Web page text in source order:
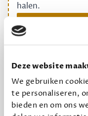
Deze website
We gebruiken
te personaliseren,
bieden en om ons
halen.
12,50 per
Alles van Dewey